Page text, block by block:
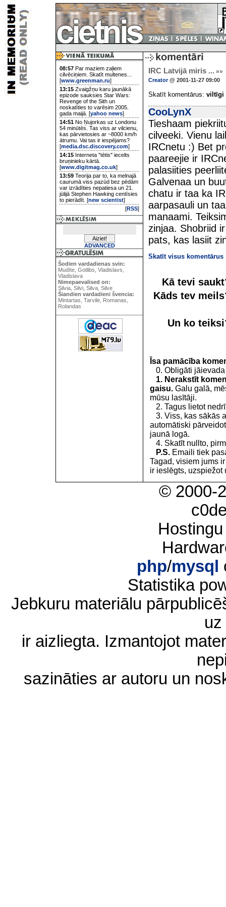
08:57 Par maziem zaļiem
cilvēciņiem. Skatīt multenes...
[www.greenman.ru]
13:15 Zvaigžņu karu jaunākā
epizode sauksies Star Wars:
Revenge of the Sith un
noskatīties to varēsim 2005.
gada maijā. [yahoo news]
14:51 No Ņujorkas uz Londonu
54 minūtēs. Tas viss ar vilcienu,
kas pārvietosies ar ~8000 km/h
ātrumu. Vai tas ir iespējams?
[media.dsc.discovery.com]
14:15 Interneta "tētis" iecelts
bruņinieku kārtā.
[www.digitmag.co.uk]
13:59 Teorija par to, ka melnajā
caurumā viss pazūd bez pēdām
var izrādīties nepatiesa un 21.
jūlijā Stephen Hawking centīsies
to pierādīt. [new scientist]
[RSS]
ADVANCED
Šodien vardadienas svin:
Mudīte, Gotlibs, Vladislavs,
Vladislava
Nimepaevalised on:
Silvia, Silvi, Silva, Silve
Šiandien vardadieni švencia:
Mintartas, Tarvilė, Romanas,
Rolandas
IRC Latvijā miris ... »»
Creator@ 2001-11-27 09:00
Skatīt komentārus: viltīgi
CooLynX
Tieshaam
cilveeki. Vienu
IRCnetu :) Bet
paareejie ir
palasiities
Galvenaa un
chatu ir taa ka
aarpasauli un
manaami.
zinjaa. Shobriid
pats, kas lasiit
Skatīt visus komentārus
Kā tevi
Kāds tev
Un ko
Īsa pamācība
0. Obligāti jāievada
1. Nerakstīt
gaisu. Galu galā,
mūsu lasītāji.
2. Tagus lietot
3. Viss, kas sākās
automātiski
jaunā logā.
4. Skatīt nullto,
P.S. Emaili tiek
Tagad, visiem jums
ir ieslēgts, uzspiežot
© 2000-
php/mysql
Statistika
Jebkuru materiālu
ir aizliegta. Izmantojot
sazināties ar autoru un